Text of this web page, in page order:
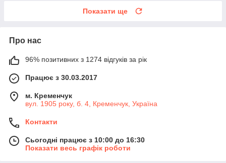
Показати ще
Про нас
96% позитивних з 1274 відгуків за рік
Працює з 30.03.2017
м. Кременчук
вул. 1905 року, б. 4, Кременчук, Україна
Контакти
Сьогодні працює з 10:00 до 16:30
Показати весь графік роботи